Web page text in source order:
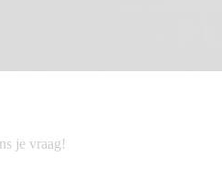
je vraag!